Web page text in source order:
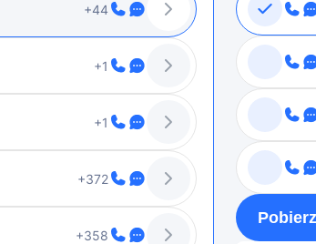
+44
+1
+1
+372
+358